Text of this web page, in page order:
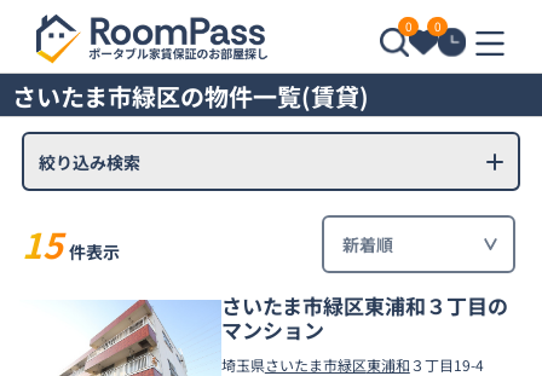
0 0
さいたま市緑区の物件一覧(賃貸)
絞り込み検索
15 件表示
さいたま市緑区東浦和３丁目の
マンション
埼玉県さいたま市緑区東浦和３丁目19-4